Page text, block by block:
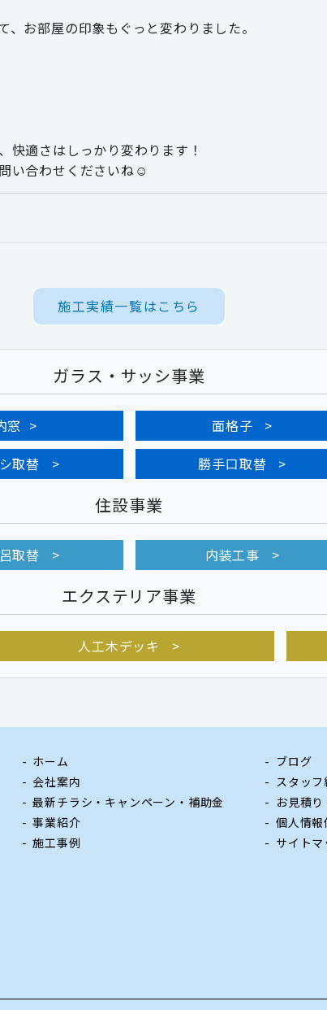
、お部屋の印象もぐっと変わりました。
快適さはしっかり変わります！
い合わせくださいね☺
施工実績一覧はこちら
ガラス・サッシ事業
窓 面格子
取替 勝手口取替
住設事業
取替 内装工事
エクステリア事業
人工木デッキ
ホーム
会社案内
最新チラシ・キャンペーン・補助金
事業紹介
施工事例
ブログ
スタッフ
お見積
個人情報
サイトマ